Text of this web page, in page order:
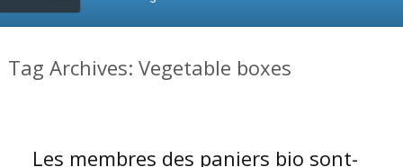
Tag Archives: Vegetable boxes
Les membres des paniers bio sont-